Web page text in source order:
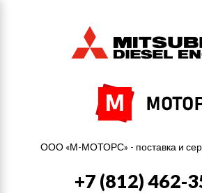
ООО «М-МОТОРС» - поставка и
+7 (812) 462-